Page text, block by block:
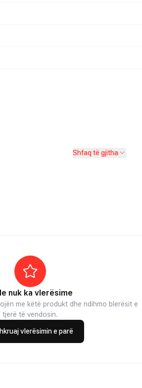
Shfaq të gjitha
nuk ka vlerësime
me këtë produkt dhe ndihmo blerësit e
tjerë të vendosin.
vlerësimin e parë